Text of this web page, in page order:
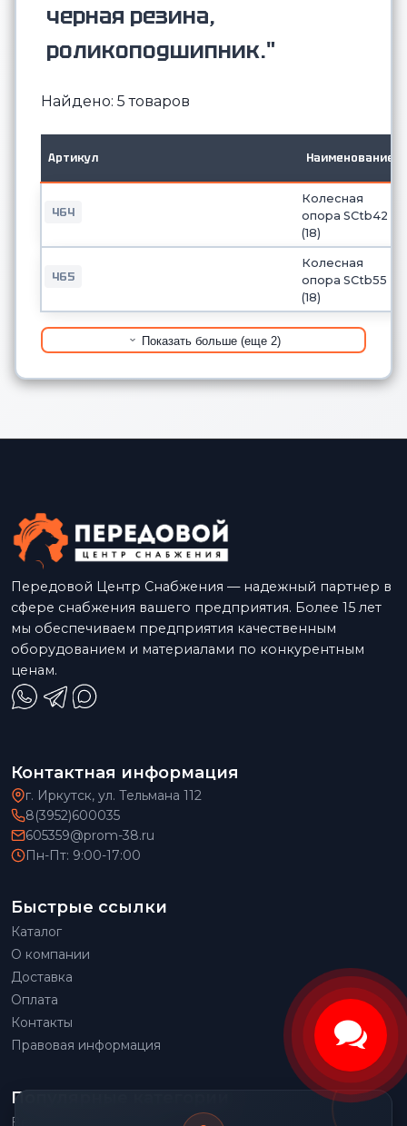
черная резина,
роликоподшипник."
Найдено: 5 товаров
Артикул Наименование
464
Колесная
опора SCtb42
(18)
465
Колесная
опора SCtb55
(18)
Показать больше (еще 2)
Передовой Центр Снабжения — надежный партнер в
сфере снабжения вашего предприятия. Более 15 лет
мы обеспечиваем предприятия качественным
оборудованием и материалами по конкурентным
ценам.
Контактная информация
г. Иркутск, ул. Тельмана 112
8(3952)600035
605359@prom-38.ru
Пн-Пт: 9:00-17:00
Быстрые ссылки
Каталог
О компании
Доставка
Оплата
Контакты
Правовая информация
Популярные категории
Весовое оборудование